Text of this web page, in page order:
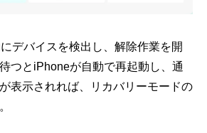
デバイスを検出し、解除作業を開
つとiPhoneが自動で再起動し、通
表示されれば、リカバリーモードの